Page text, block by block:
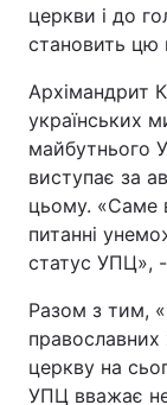
церкви і до
становить цю
Архімандрит
українських
майбутнього
виступає за
цьому. «Саме
питанні
статус УПЦ»,
Разом з тим,
православних
церкву на
УПЦ вважає